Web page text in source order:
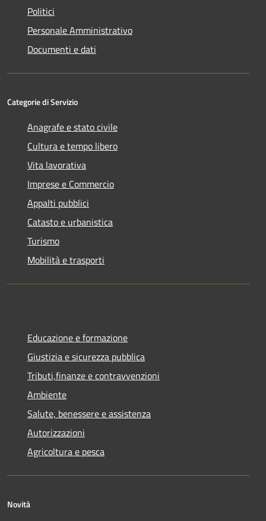
Politici
Personale Amministrativo
Documenti e dati
Categorie di Servizio
Anagrafe e stato civile
Cultura e tempo libero
Vita lavorativa
Imprese e Commercio
Appalti pubblici
Catasto e urbanistica
Turismo
Mobilità e trasporti
Educazione e formazione
Giustizia e sicurezza pubblica
Tributi,finanze e contravvenzioni
Ambiente
Salute, benessere e assistenza
Autorizzazioni
Agricoltura e pesca
Novità